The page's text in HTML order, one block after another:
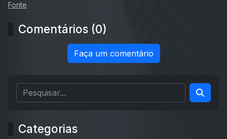
Fonte
Comentários (0)
Faça um comentário
Categorias